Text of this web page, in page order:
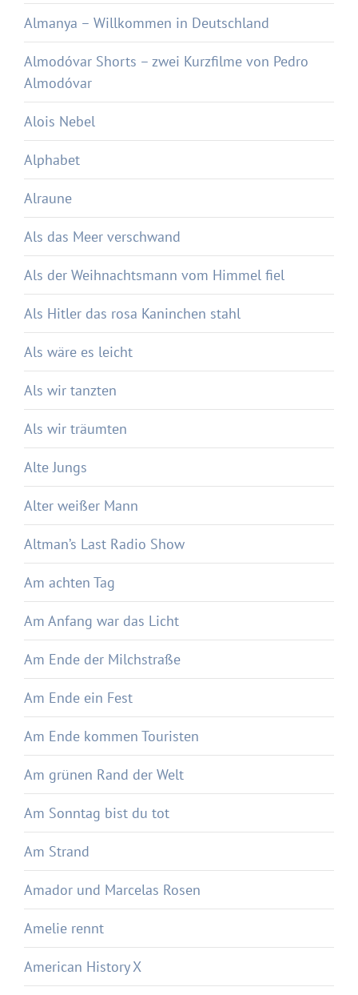
Almanya – Willkommen in Deutschland
Almodóvar Shorts – zwei Kurzfilme von Pedro
Almodóvar
Alois Nebel
Alphabet
Alraune
Als das Meer verschwand
Als der Weihnachtsmann vom Himmel fiel
Als Hitler das rosa Kaninchen stahl
Als wäre es leicht
Als wir tanzten
Als wir träumten
Alte Jungs
Alter weißer Mann
Altman’s Last Radio Show
Am achten Tag
Am Anfang war das Licht
Am Ende der Milchstraße
Am Ende ein Fest
Am Ende kommen Touristen
Am grünen Rand der Welt
Am Sonntag bist du tot
Am Strand
Amador und Marcelas Rosen
Amelie rennt
American History X